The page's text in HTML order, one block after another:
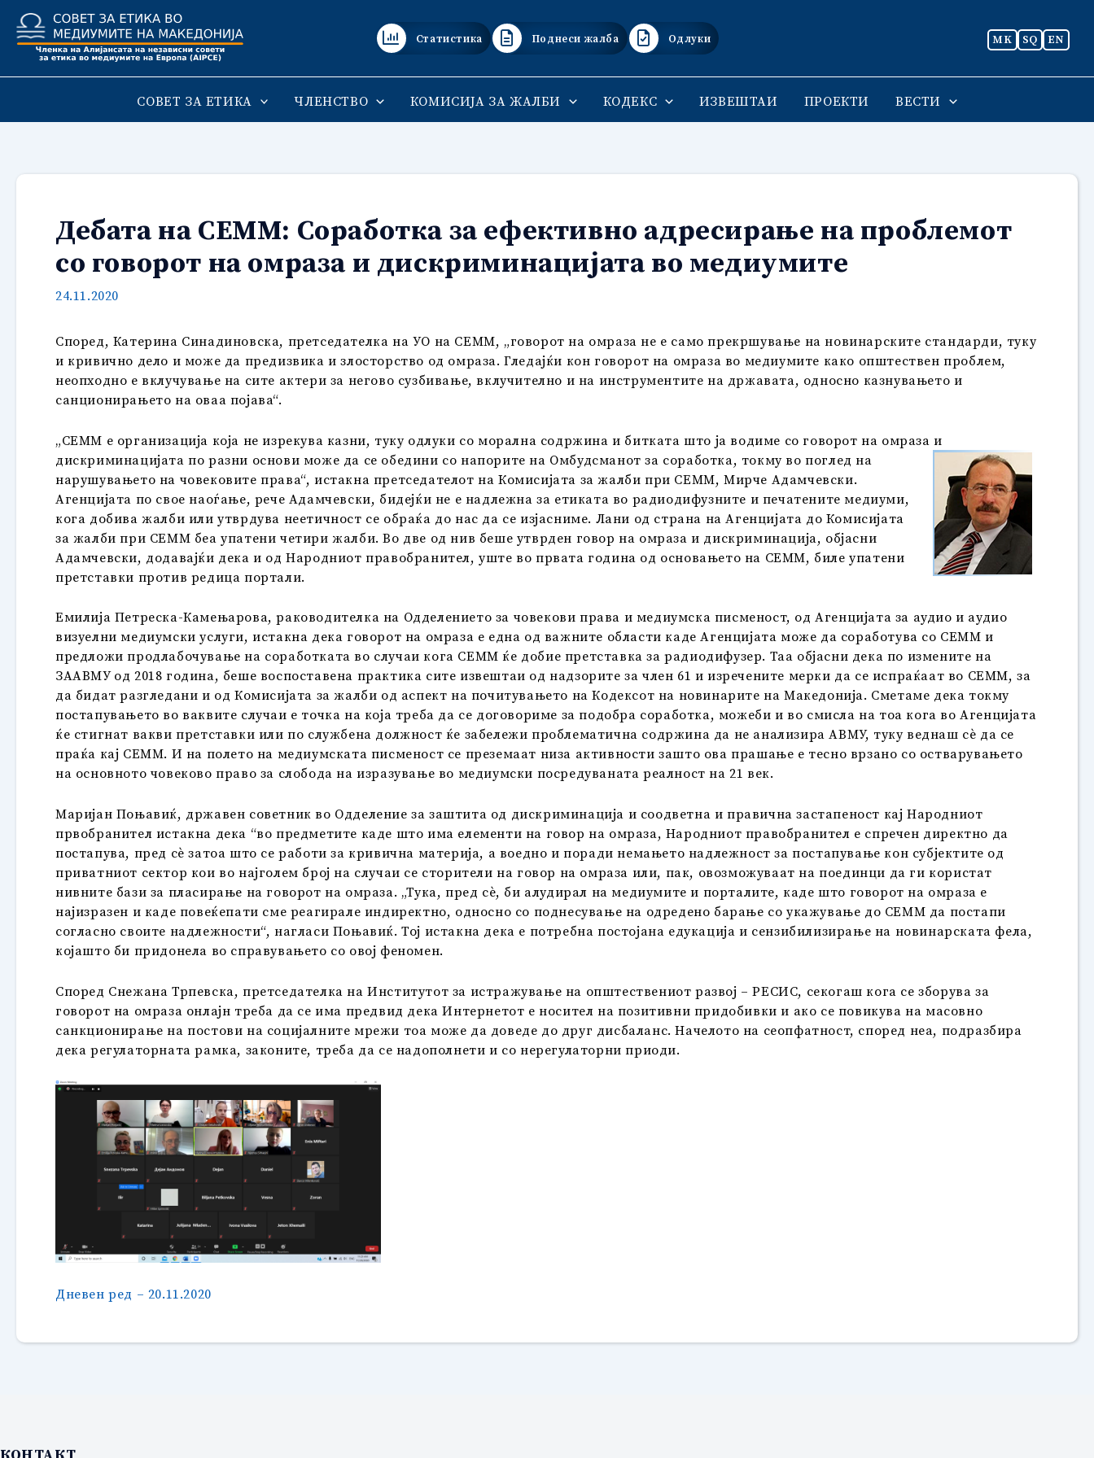
Skip
content
Статистика Поднеси жалба Одлуки MK SQ EN
СОВЕТ ЗА ЕТИКА ЧЛЕНСТВО КОМИСИЈА ЗА ЖАЛБИ КОДЕКС ИЗВЕШТАИ ПРОЕКТИ ВЕСТИ
Дебата на СЕММ: Соработка за ефективно адресирање на проблемот
со говорот на омраза и дискриминацијата во медиумите
24.11.2020
Според, Катерина Синадиновска, претседателка на УО на СЕММ, „говорот на омраза не е само прекршување на новинарските стандарди, туку
и кривично дело и може да предизвика и злосторство од омраза. Гледајќи кон говорот на омраза во медиумите како општествен проблем,
неопходно е вклучување на сите актери за негово сузбивање, вклучително и на инструментите на државата, односно казнувањето и
санционирањето на оваа појава“.
„СЕММ е организација која не изрекува казни, туку одлуки со морална содржина и битката што ја водиме со говорот на омраза и
дискриминацијата по разни основи може да се обедини со напорите на Омбудсманот за соработка, токму во поглед на
нарушувањето на човековите права“, истакна претседателот на Комисијата за жалби при СЕММ, Мирче Адамчевски.
Агенцијата по свое наоѓање, рече Адамчевски, бидејќи не е надлежна за етиката во радиодифузните и печатените медиуми,
кога добива жалби или утврдува неетичност се обраќа до нас да се изјасниме. Лани од страна на Агенцијата до Комисијата
за жалби при СЕММ беа упатени четири жалби. Во две од нив беше утврден говор на омраза и дискриминација, објасни
Адамчевски, додавајќи дека и од Народниот правобранител, уште во првата година од основањето на СЕММ, биле упатени
претставки против редица портали.
Емилија Петреска-Камењарова, раководителка на Одделението за човекови права и медиумска писменост, од Агенцијата за аудио и аудио
визуелни медиумски услуги, истакна дека говорот на омраза е една од важните области каде Агенцијата може да соработува со СЕММ и
предложи продлабочување на соработката во случаи кога СЕММ ќе добие претставка за радиодифузер. Таа објасни дека по измените на
ЗААВМУ од 2018 година, беше воспоставена практика сите извештаи од надзорите за член 61 и изречените мерки да се испраќаат во СЕММ, за
да бидат разгледани и од Комисијата за жалби од аспект на почитувањето на Кодексот на новинарите на Македонија. Сметаме дека токму
постапувањето во ваквите случаи е точка на која треба да се договориме за подобра соработка, можеби и во смисла на тоа кога во Агенцијата
ќе стигнат вакви претставки или по службена должност ќе забележи проблематична содржина да не анализира АВМУ, туку веднаш сѐ да се
праќа кај СЕММ. И на полето на медиумската писменост се преземаат низа активности зашто ова прашање е тесно врзано со остварувањето
на основното човеково право за слобода на изразување во медиумски посредуваната реалност на 21 век.
Маријан Поњавиќ, државен советник во Одделение за заштита од дискриминација и соодветна и правична застапеност кај Народниот
првобранител истакна дека “во предметите каде што има елементи на говор на омраза, Народниот правобранител е спречен директно да
постапува, пред сè затоа што се работи за кривична материја, а воедно и поради немањето надлежност за постапување кон субјектите од
приватниот сектор кои во најголем број на случаи се сторители на говор на омраза или, пак, овозможуваат на поединци да ги користат
нивните бази за пласирање на говорот на омраза. „Тука, пред сè, би алудирал на медиумите и порталите, каде што говорот на омраза е
најизразен и каде повеќепати сме реагирале индиректно, односно со поднесување на одредено барање со укажување до СЕММ да постапи
согласно своите надлежности“, нагласи Поњавиќ. Тој истакна дека е потребна постојана едукација и сензибилизирање на новинарската фела,
којашто би придонела во справувањето со овој феномен.
Според Снежана Трпевска, претседателка на Институтот за истражување на општествениот развој – РЕСИС, секогаш кога се зборува за
говорот на омраза онлајн треба да се има предвид дека Интернетот е носител на позитивни придобивки и ако се повикува на масовно
санкционирање на постови на социјалните мрежи тоа може да доведе до друг дисбаланс. Начелото на сеопфатност, според неа, подразбира
дека регулаторната рамка, законите, треба да се надополнети и со нерегулаторни приоди.
Дневен ред – 20.11.2020